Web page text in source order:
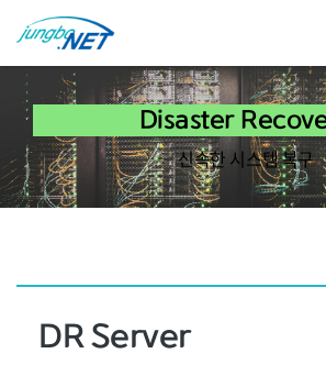
Disaster
신속한 시스템 복구
DR Server